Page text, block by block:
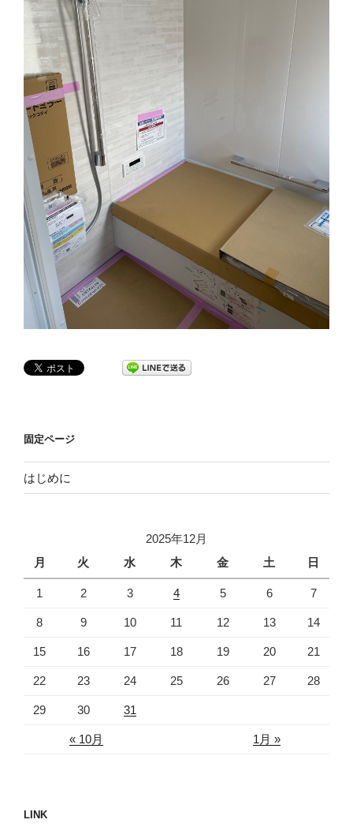
固定ページ
はじめに
2025年12月
月
火 水 木 金 土 日
« 10月 1月 »
1 2 3 4 5 6 7
8 9 10 11 12 13 14
15 16 17 18 19 20 21
22 23 24 25 26 27 28
29 30 31
LINK